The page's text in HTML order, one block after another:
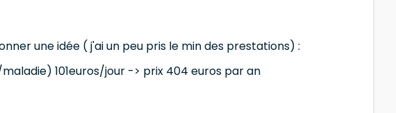
une idée ( j'ai un peu pris le min des prestations) :
101euros/jour -> prix 404 euros par an